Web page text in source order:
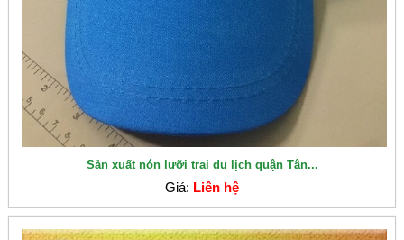
Sản xuất nón lưỡi trai du lịch quận Tân...
Giá: Liên hệ